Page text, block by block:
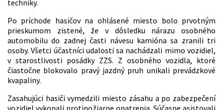
techniky.
Po príchode hasičov na ohlásené miesto bolo prvotným
prieskumom zistené, že v dôsledku nárazu osobného
automobilu do zadnej časti návesu kamióna sa zranili tri
osoby. Všetci účastníci udalosti sa nachádzali mimo vozidiel,
v starostlivosti posádky ZZS. Z osobného vozidla, ktoré
čiastočne blokovalo pravý jazdný pruh unikali prevádzkové
kvapaliny.
Zasahujúci hasiči vymedzili miesto zásahu a po zabezpečení